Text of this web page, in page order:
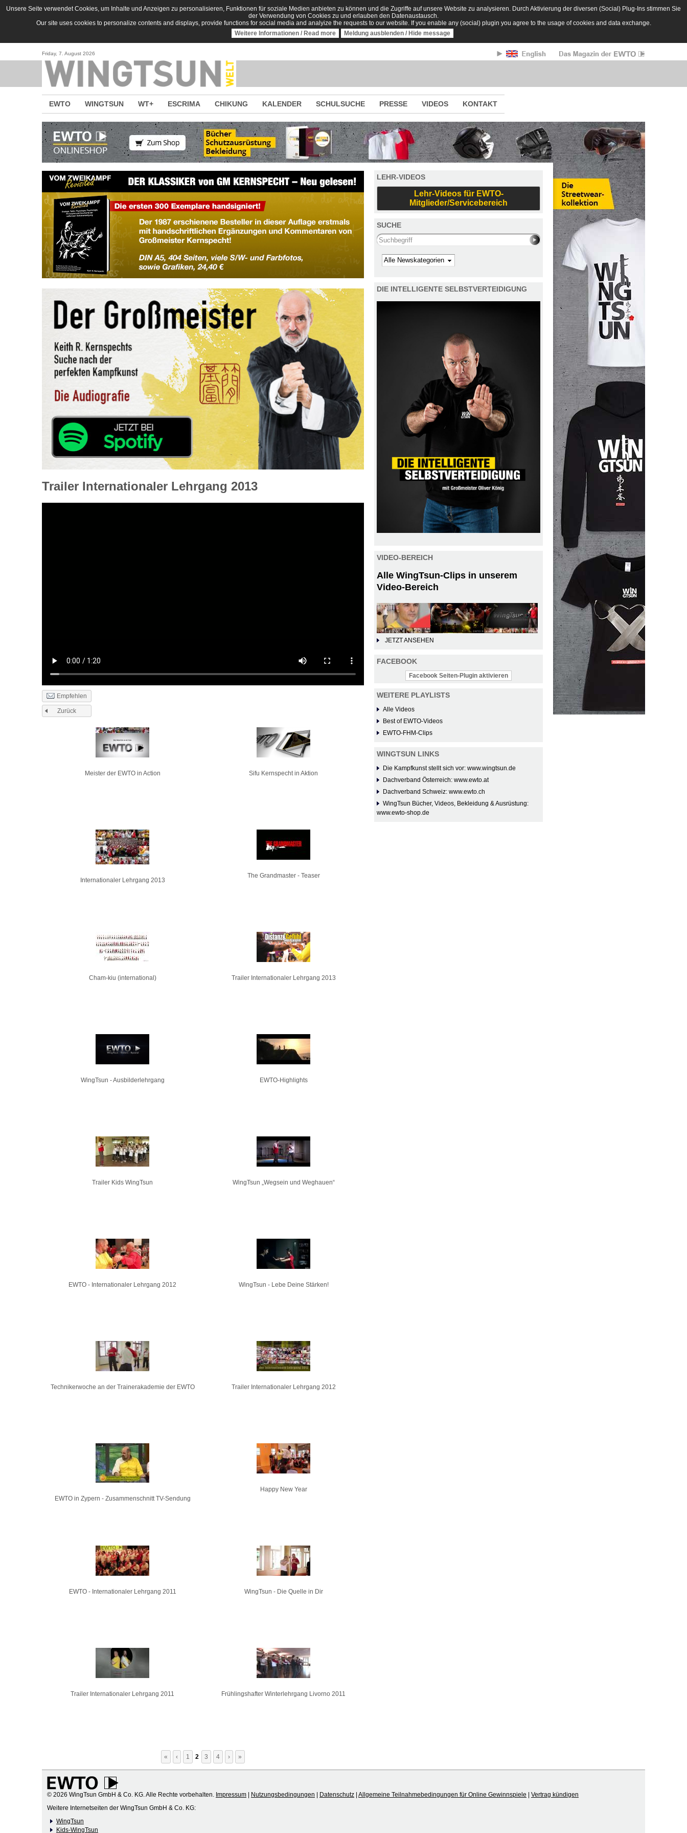
Direkt zum Inhalt
Unsere Seite verwendet Cookies, um Inhalte und Anzeigen zu personalisieren, Funktionen für soziale Medien anbieten zu können und die Zugriffe auf unsere Website zu analysieren. Durch Aktivierung der diversen (Social) Plug-Ins stimmen Sie
der Verwendung von Cookies zu und erlauben den Datenaustausch.
Our site uses cookies to personalize contents and displays, provide functions for social media and analyize the requests to our website. If you enable any (social) plugin you agree to the usage of cookies and data exchange.
Weitere Informationen / Read more
Meldung ausblenden / Hide message
Friday, 7. August 2026
EWTO WINGTSUN WT+ ESCRIMA CHIKUNG KALENDER SCHULSUCHE PRESSE VIDEOS KONTAKT
Trailer Internationaler Lehrgang 2013
Empfehlen
Zurück
Meister der EWTO in Action Sifu Kernspecht in Aktion
Internationaler Lehrgang 2013
The Grandmaster - Teaser
Cham-kiu (international) Trailer Internationaler Lehrgang 2013
WingTsun - Ausbilderlehrgang EWTO-Highlights
Trailer Kids WingTsun WingTsun „Wegsein und Weghauen“
EWTO - Internationaler Lehrgang 2012 WingTsun - Lebe Deine Stärken!
Technikerwoche an der Trainerakademie der EWTO Trailer Internationaler Lehrgang 2012
EWTO in Zypern - Zusammenschnitt TV-Sendung
Happy New Year
EWTO - Internationaler Lehrgang 2011 WingTsun - Die Quelle in Dir
Trailer Internationaler Lehrgang 2011 Frühlingshafter Winterlehrgang Livorno 2011
« ‹ 1 2 3 4 › »
LEHR-VIDEOS
Lehr-Videos für EWTO-
Mitglieder/Servicebereich
SUCHE
Search this site
Kategorie
DIE INTELLIGENTE SELBSTVERTEIDIGUNG
VIDEO-BEREICH
Alle WingTsun-Clips in unserem
Video-Bereich
JETZT ANSEHEN
FACEBOOK
Facebook Seiten-Plugin aktivieren
WEITERE PLAYLISTS
Alle Videos
Best of EWTO-Videos
EWTO-FHM-Clips
WINGTSUN LINKS
Die Kampfkunst stellt sich vor: www.wingtsun.de
Dachverband Österreich: www.ewto.at
Dachverband Schweiz: www.ewto.ch
WingTsun Bücher, Videos, Bekleidung & Ausrüstung:
www.ewto-shop.de
© 2026 WingTsun GmbH & Co. KG. Alle Rechte vorbehalten. Impressum Nutzungsbedingungen Datenschutz Allgemeine Teilnahmebedingungen für Online Gewinnspiele
Vertrag kündigen
Weitere Internetseiten der WingTsun GmbH & Co. KG:
WingTsun
Kids-WingTsun